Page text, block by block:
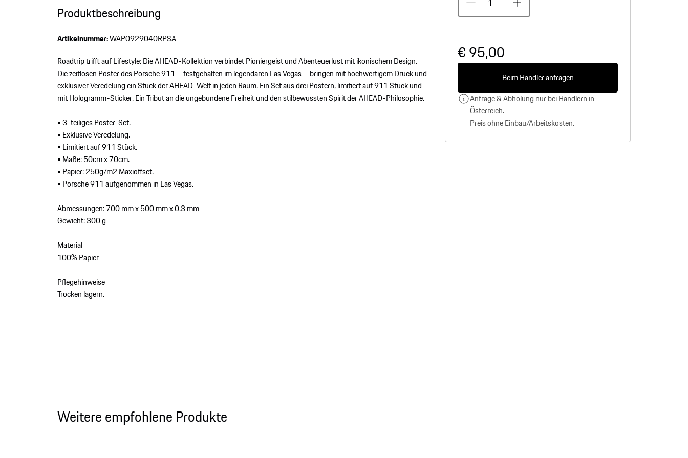
Produktbeschreibung
Artikelnummer:WAP0929040RPSA
Roadtrip trifft auf Lifestyle: Die AHEAD-Kollektion verbindet Pioniergeist und Abenteuerlust mit ikonischem Design.
Die zeitlosen Poster des Porsche 911 – festgehalten im legendären Las Vegas – bringen mit hochwertigem Druck und
exklusiver Veredelung ein Stück der AHEAD-Welt in jeden Raum. Ein Set aus drei Postern, limitiert auf 911 Stück und
mit Hologramm-Sticker. Ein Tribut an die ungebundene Freiheit und den stilbewussten Spirit der AHEAD-Philosophie.
• 3-teiliges Poster-Set.
• Exklusive Veredelung.
• Limitiert auf 911 Stück.
• Maße: 50cm x 70cm.
• Papier: 250g/m2 Maxioffset.
• Porsche 911 aufgenommen in Las Vegas.
Abmessungen: 700 mm x 500 mm x 0.3 mm
Gewicht: 300 g
Material
100% Papier
Pflegehinweise
Trocken lagern.
€ 95,00
Beim Händler anfragen
Anfrage & Abholung nur bei Händlern in
Österreich.
Preis ohne Einbau/Arbeitskosten.
Weitere empfohlene Produkte